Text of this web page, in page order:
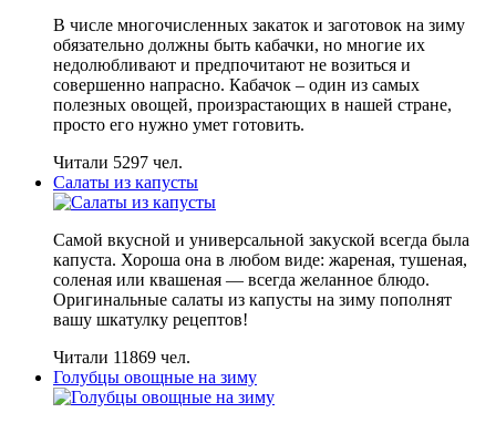
В числе многочисленных закаток и заготовок на зиму
обязательно должны быть кабачки, но многие их
недолюбливают и предпочитают не возиться и
совершенно напрасно. Кабачок – один из самых
полезных овощей, произрастающих в нашей стране,
просто его нужно умет готовить.
Читали 5297 чел.
Салаты из капусты
Самой вкусной и универсальной закуской всегда была
капуста. Хороша она в любом виде: жареная, тушеная,
соленая или квашеная — всегда желанное блюдо.
Оригинальные салаты из капусты на зиму пополнят
вашу шкатулку рецептов!
Читали 11869 чел.
Голубцы овощные на зиму